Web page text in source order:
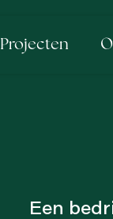
Projecten
Een